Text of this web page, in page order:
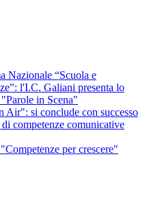
Nazionale “Scuola e
l'I.C. Galiani presenta lo
in Scena"
Air": si conclude con successo
competenze comunicative
per crescere"